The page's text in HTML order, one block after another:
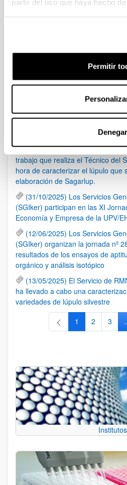
partir del uso que haya hecho
Permitir
Denegar
1 ... 93
Noticias
(21/05/2026) Los Servicios
(SGIker) organizan una sesión
(17/03/2026) El programa de
espacio al Servicio de RMN de
trabajo que realiza el Técnico del
hora de caracterizar el lúpulo que
elaboración de Sagarlup.
(31/10/2025) Los Servicios
(SGIker) participan en las XI
Economía y Empresa de la UPV/
(12/06/2025) Los Servicios
(SGIker) organizan la jornada nº
resultados de los ensayos de
orgánico y análisis isotópico
(13/05/2025) El Servicio de
ha llevado a cabo una
variedades de lúpulo silvestre
Página
1 Página
2 3
Institutos